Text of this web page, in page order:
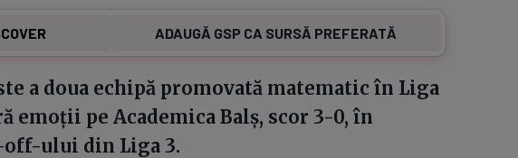
ADAUGĂ GSP CA SURSĂ PREFERATĂ
a doua echipă promovată matematic în Liga
emoții pe Academica Balș, scor 3-0, în
off-ului din Liga 3.